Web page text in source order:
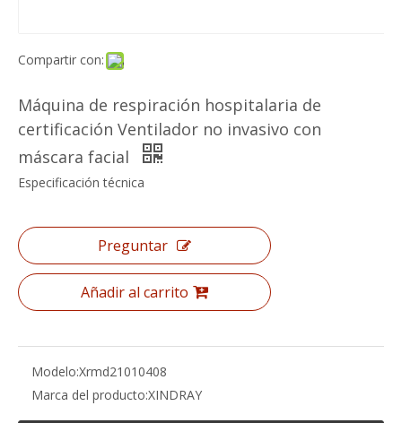
Compartir con:
Máquina de respiración hospitalaria de
certificación Ventilador no invasivo con
máscara facial
Especificación técnica
Preguntar
Añadir al carrito
Modelo:Xrmd21010408
Marca del producto:XINDRAY